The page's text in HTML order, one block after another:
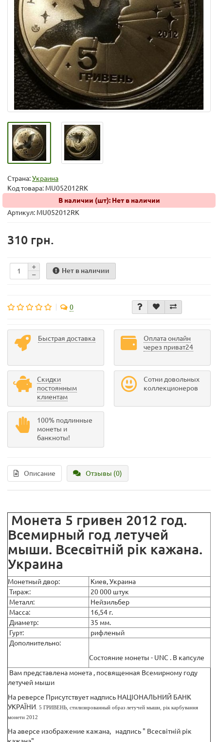
Страна:Украина
Код товара: MU052012RK
В наличии (шт): Нет в наличии
Артикул: MU052012RK
310 грн.
Нет в наличии
0
Быстрая доставка
Оплата онлайн
через приват24
Скидки
постоянным
клиентам
Сотни довольных
коллекционеров
100% подлинные
монеты и
банкноты!
Описание Отзывы (0)
Монета 5 гривен 2012 год.
Всемирный год летучей
мыши. Всесвітній рік кажана.
Украина
Монетный двор:
Киев, Украина
Тираж:
20 000 штук
Металл:
Нейзильбер
Масса:
16,54 г.
Диаметр:
35 мм.
Гурт:
рифленый
Дополнительно:
Состояние монеты - UNC . В капсуле
Вам представлена монета , посвященная Всемирному году
летучей мыши
На реверсе Присутствует надпись НАЦІОНАЛЬНИЙ БАНК
УКРАЇНИ 5 ГРИВЕНЬ, стилизированный образ летучей мыши, рік карбування
монети 2012
На аверсе изображение кажана, надпись " Всесвітній рік